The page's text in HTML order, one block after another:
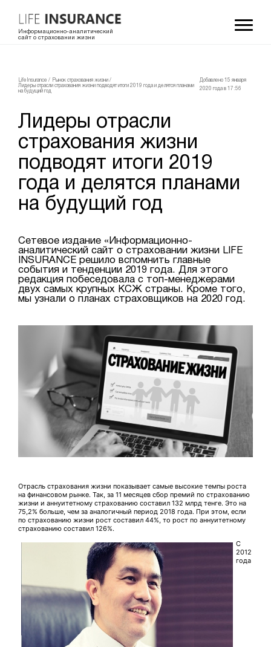
Информационно-аналитический
сайт о страховании жизни
LifeInsurance / Рынок страхования жизни /
Лидеры отрасли страхования жизни подводят итоги 2019 года и делятся планами
на будущий год
Добавлено 15 января
2020 года в 17:56
Лидеры отрасли
страхования жизни
подводят итоги 2019
года и делятся планами
на будущий год
Сетевое издание «Информационно-
аналитический сайт о страховании жизни LIFE
INSURANCE решило вспомнить главные
события и тенденции 2019 года. Для этого
редакция побеседовала с топ-менеджерами
двух самых крупных КСЖ страны. Кроме того,
мы узнали о планах страховщиков на 2020 год.
Отрасль страхования жизни показывает самые высокие темпы роста
на финансовом рынке. Так, за 11 месяцев сбор премий по страхованию
жизни и аннуитетному страхованию составил 132 млрд тенге. Это на
75,2% больше, чем за аналогичный период 2018 года. При этом, если
по страхованию жизни рост составил 44%, то рост по аннуитетному
страхованию составил 126%.
С
2012
года